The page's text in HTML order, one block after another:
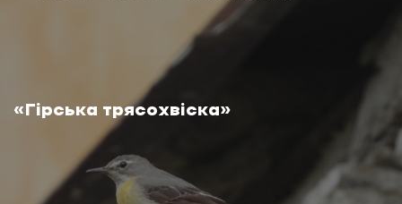
«Гірська трясохвіска»